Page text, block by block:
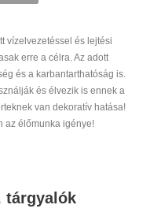
vízelvezetéssel és lejtési
erre a célra. Az adott
és a karbantarthatóság is.
és élvezik is ennek a
van dekoratív hatása!
az élőmunka igénye!
tárgyalók